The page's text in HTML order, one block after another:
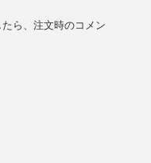
ら、注文時のコメン